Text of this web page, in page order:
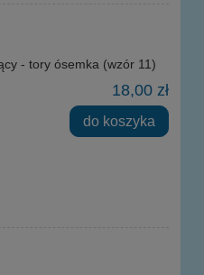
- tory ósemka (wzór 11)
18,00 zł
do koszyka